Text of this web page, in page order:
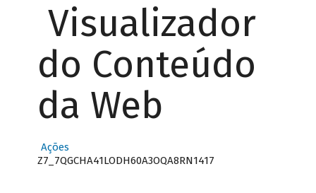
Visualizador
do Conteúdo
da Web
Ações
Z7_7QGCHA41LODH60A3OQA8RN1417